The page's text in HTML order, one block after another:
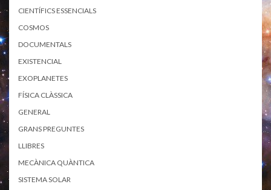
CIENTÍFICS ESSENCIALS
COSMOS
DOCUMENTALS
EXISTENCIAL
EXOPLANETES
FÍSICA CLÀSSICA
GENERAL
GRANS PREGUNTES
LLIBRES
MECÀNICA QUÀNTICA
SISTEMA SOLAR